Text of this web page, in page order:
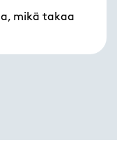
mikä takaa